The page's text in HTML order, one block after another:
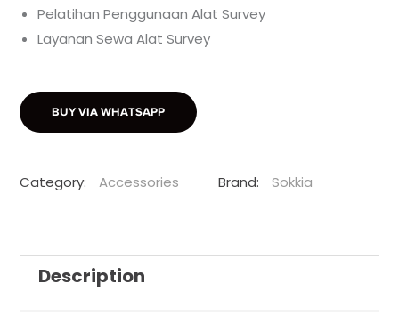
Pelatihan Penggunaan Alat Survey
Layanan Sewa Alat Survey
BUY VIA WHATSAPP
Category: Accessories Brand: Sokkia
Description